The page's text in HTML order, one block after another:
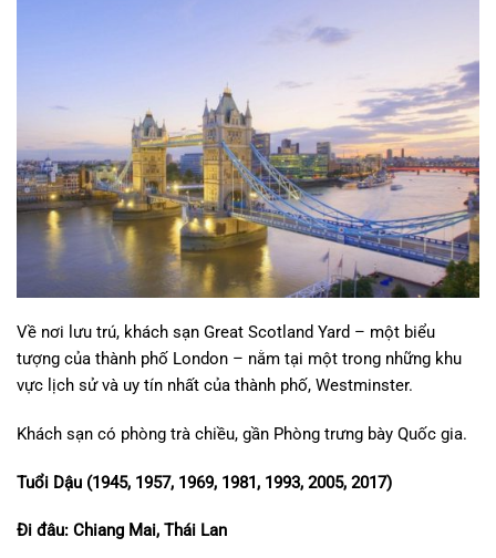
Về nơi lưu trú, khách sạn Great Scotland Yard – một biểu
tượng của thành phố London – nằm tại một trong những khu
vực lịch sử và uy tín nhất của thành phố, Westminster.
Khách sạn có phòng trà chiều, gần Phòng trưng bày Quốc gia.
Tuổi Dậu (1945, 1957, 1969, 1981, 1993, 2005, 2017)
Đi đâu: Chiang Mai, Thái Lan